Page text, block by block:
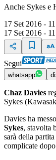
Anche Sykes e
17 Set 2016 -
17 Set 2016 -
Segui
whatsapp
Chaz Davies
Sykes
Davies ha
Sykes, stavolta
sarà della
complicate